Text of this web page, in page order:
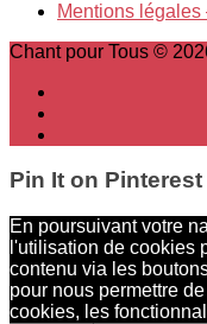
Mentions
Chant pour Tous ©
Pin It on Pinterest
En poursuivant votre
l'utilisation de cookies
contenu via les
pour nous permettre
cookies, les